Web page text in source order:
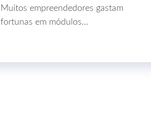
Muitos empreendedores gastam
fortunas em módulos…